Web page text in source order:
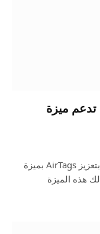
ميزة
مع نظام التشغيل iOS 18.2، قامت Apple بتعزيز AirTags بميزة
هذه الميزة